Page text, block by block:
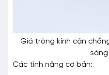
Giá tròng kính cận
sáng
Các tính năng cơ bản: